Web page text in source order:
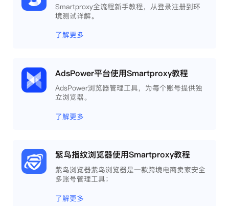
Smartproxy全流程新手教程，从登录注册到环
境测试详解。
了解更多
AdsPower平台使用Smartproxy教程
AdsPower浏览器管理工具，为每个账号提供独
立浏览器。
了解更多
紫鸟指纹浏览器使用Smartproxy教程
紫鸟浏览器紫鸟浏览器是一款跨境电商卖家安全
多账号管理工具；
了解更多